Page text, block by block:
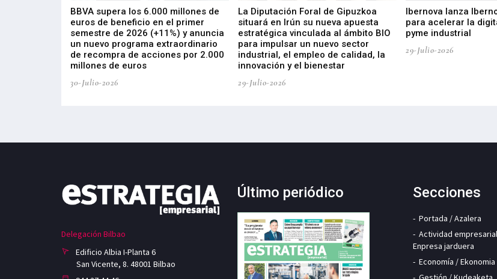
BBVA supera los 6.000 millones de
euros de beneficio en el primer
semestre de 2026 (+11%) y anuncia
un nuevo programa extraordinario
de recompra de acciones por 2.000
millones de euros
30-Julio-2026
La Diputación Foral de Gipuzkoa
situará en Irún su nueva apuesta
estratégica vinculada al ámbito BIO
para impulsar un nuevo sector
industrial, el empleo de calidad, la
innovación y el bienestar
29-Julio-2026
Ibernova lanza
para acelerar la
pyme industrial
29-Julio-2026
Delegación Bilbao
Edificio Albia I-Planta 6
San Vicente, 8. 48001 Bilbao
Último periódico Secciones
Portada / Azalera
Actividad
Enpresa jarduera
Economía / Ekonomia